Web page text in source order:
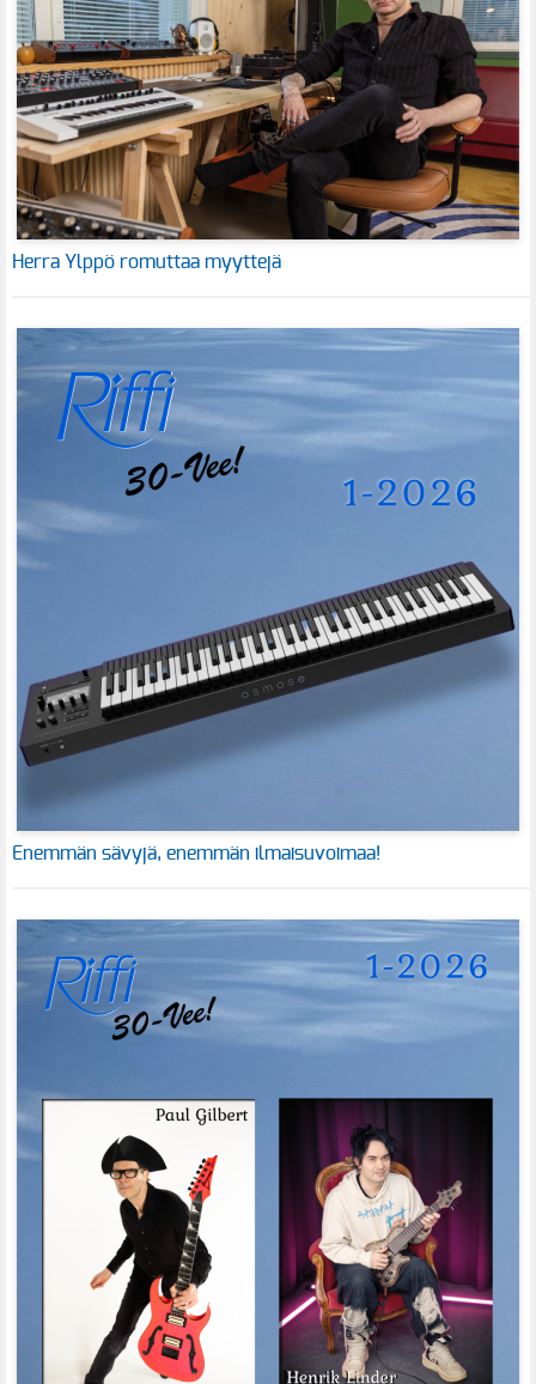
Herra Ylppö romuttaa myyttejä
Enemmän sävyjä, enemmän ilmaisuvoimaa!